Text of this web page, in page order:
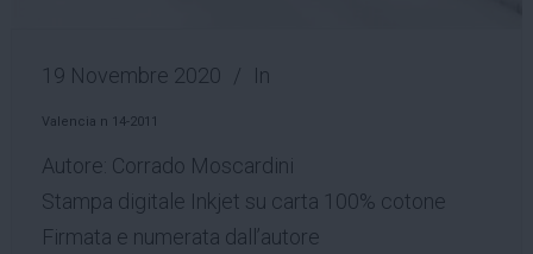
19 Novembre 2020 In
Valencia n 14-2011
Autore: Corrado Moscardini
Stampa digitale Inkjet su carta 100% cotone
Firmata e numerata dall’autore